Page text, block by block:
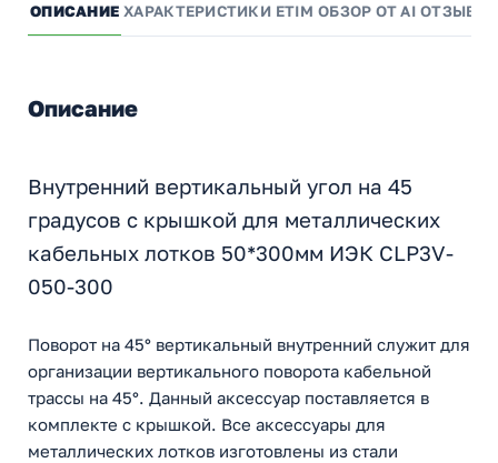
ОПИСАНИЕ ХАРАКТЕРИСТИКИ ETIM ОБЗОР ОТ AI ОТЗЫВЫ
Описание
Внутренний вертикальный угол на 45
градусов с крышкой для металлических
кабельных лотков 50*300мм ИЭК CLP3V-
050-300
Поворот на 45° вертикальный внутренний служит для
организации вертикального поворота кабельной
трассы на 45°. Данный аксессуар поставляется в
комплекте с крышкой. Все аксессуары для
металлических лотков изготовлены из стали